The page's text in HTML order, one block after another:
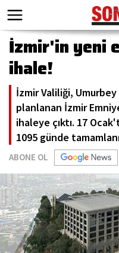
İzmir'in yeni
ihale!
İzmir Valiliği,
planlanan İzmir
ihaleye çıktı. 17
1095 günde
ABONE OL